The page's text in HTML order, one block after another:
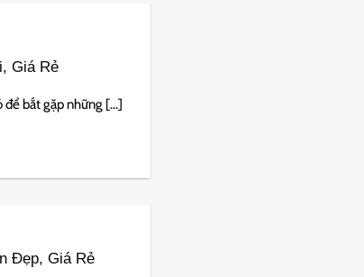
Giá Rẻ
để bắt gặp những [...]
Đẹp, Giá Rẻ